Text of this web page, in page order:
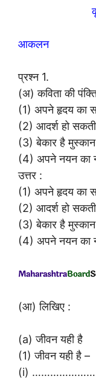
आकलन
प्रश्न 1.
(अ) कविता की
(1) अपने हृदय
(2) आदर्श हो
(3) बेकार है
(4) अपने नयन
उत्तर :
(1) अपने हृदय का
(2) आदर्श हो
(3) बेकार है
(4) अपने नयन का
(आ) लिखिए :
(a) जीवन यही है
(1) जीवन यही है –
(i)